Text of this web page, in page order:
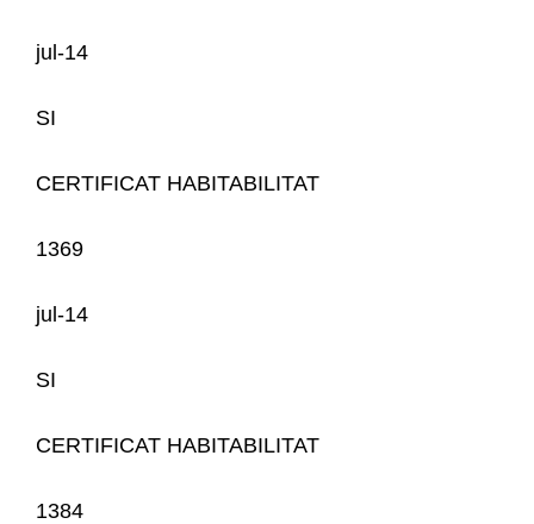
jul-14
SI
CERTIFICAT HABITABILITAT
1369
jul-14
SI
CERTIFICAT HABITABILITAT
1384